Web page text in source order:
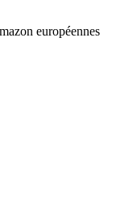
européennes